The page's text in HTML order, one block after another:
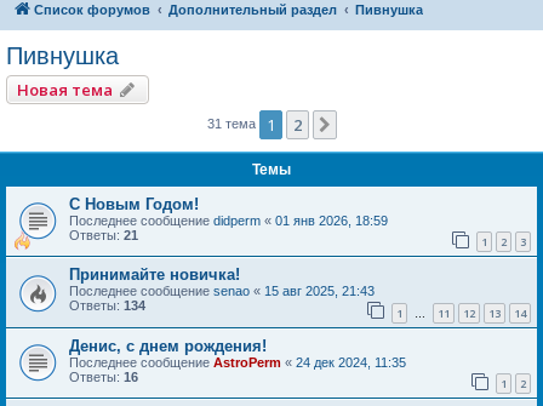
Список форумов Дополнительный раздел Пивнушка
Пивнушка
Новая тема
31 тема 1 2
Темы
С Новым Годом!
Последнее сообщение didperm « 01 янв 2026, 18:59
Ответы: 21 1 2 3
Принимайте новичка!
Последнее сообщение senao « 15 авг 2025, 21:43
Ответы: 134 1 … 11 12 13 14
Денис, с днем рождения!
Последнее сообщение AstroPerm « 24 дек 2024, 11:35
Ответы: 16 1 2